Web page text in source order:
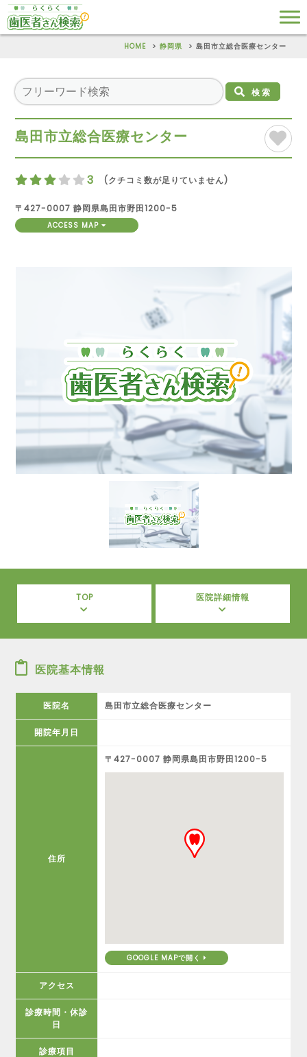
HOME 静岡県 島田市立総合医療センター
検索
島田市立総合医療センター
3 (クチコミ数が足りていません)
〒427-0007 静岡県島田市野田1200-5
ACCESS MAP
TOP 医院詳細情報
医院基本情報
医院名 島田市立総合医療センター
開院年月日
住所
〒427-0007 静岡県島田市野田1200-5
GOOGLE MAPで開く
アクセス
診療時間・休診
日
診療項目